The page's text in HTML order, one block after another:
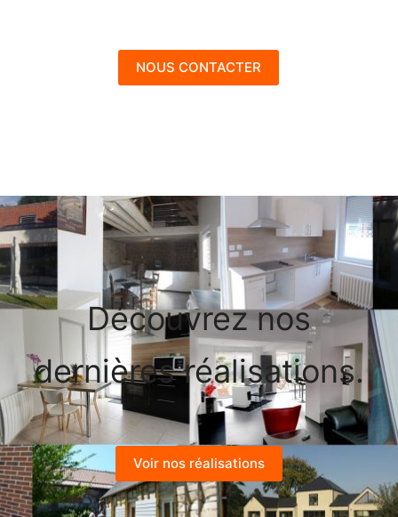
NOUS CONTACTER
Découvrez nos
dernières réalisations.
Voir nos réalisations